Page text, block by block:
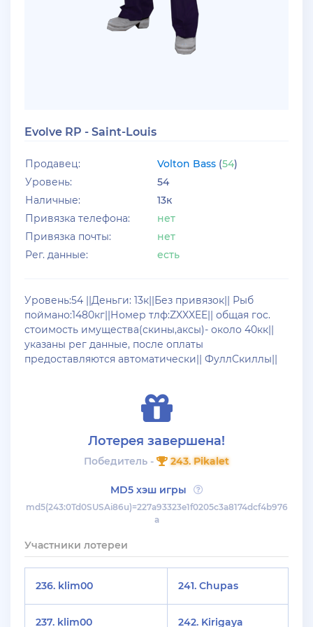
25 Июля 2026г в 10:24
jagermeister
Залил акки Advance по 5р
+ 12 руб
santerrosa
+ 10 руб 12 Июля 2026г в 15:54
harya
evolve-rp вкусные акки, даже с днк есть - успей!
11 Июля 2026г в 16:55
ахахахахахахахахаахаха ухухухху на***яяяяя
10 Июля 2026г в 18:27
Vlad_Esidisi
+ 2000 руб 10 Июля 2026г в 18:06
Vlad_Esidisi
Evolve RP - Saint-Louis
Продавец: Volton Bass (54)
Уровень:
54
Наличные:
13к
Привязка телефона:
нет
Привязка почты:
нет
Рег. данные:
есть
Уровень:54 ||Деньги: 13к||Без привязок|| Рыб
поймано:1480кг||Номер тлф:ZXXXEE|| общая гос.
стоимость имущества(скины,аксы)- около 40кк||
указаны рег данные, после оплаты
предоставляются автоматически|| ФуллСкиллы||
Лотерея завершена!
Победитель - 243. Pikalet
MD5 хэш игры
md5(243:0Td0SUSAi86u)=227a93323e1f0205c3a8174dcf4b976
a
Участники лотереи
236. klim00 241. Chupas
237. klim00 242. Kirigaya